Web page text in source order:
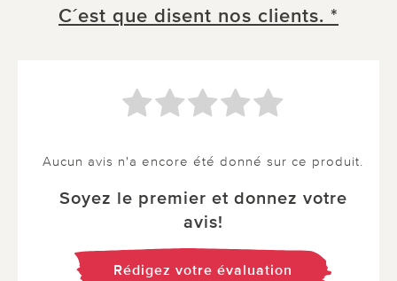
C´est que disent nos clients. *
Aucun avis n'a encore été donné sur ce produit.
Soyez le premier et donnez votre
avis!
Rédigez votre évaluation